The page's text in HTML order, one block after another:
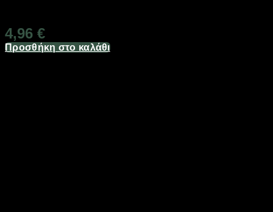
4,96 €
Προσθήκη στο καλάθι